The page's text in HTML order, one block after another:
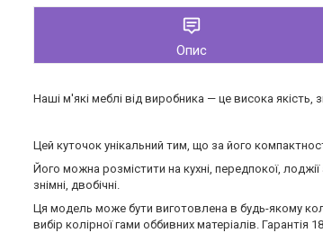
Опис
Наші м'які меблі від виробника — це висока якість,
Цей куточок унікальний тим, що за його
Його можна розмістити на кухні, передпокої,
знімні, двобічні.
Ця модель може бути виготовлена в будь-якому
вибір колірної гами оббивних матеріалів. Гарантія